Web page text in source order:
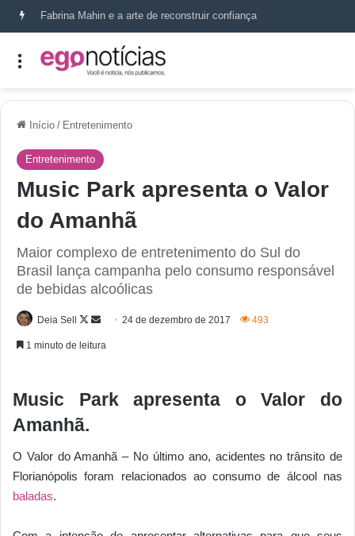
Fabrina Mahin e a arte de reconstruir confiança
Início / Entretenimento
Entretenimento
Music Park apresenta o Valor
do Amanhã
Maior complexo de entretenimento do Sul do
Brasil lança campanha pelo consumo responsável
de bebidas alcoólicas
Deia Sell 24 de dezembro de 2017 493
1 minuto de leitura
Music Park apresenta o Valor do
Amanhã.
O Valor do Amanhã – No último ano, acidentes no trânsito de
Florianópolis foram relacionados ao consumo de álcool nas
baladas.